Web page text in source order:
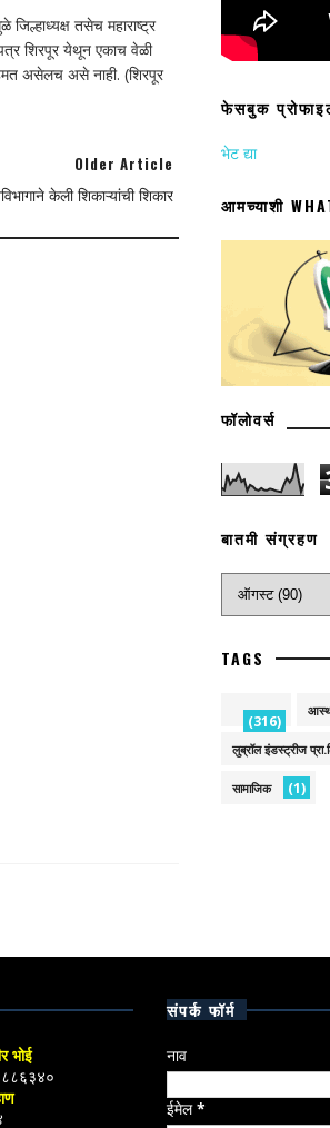
तसेच महाराष्ट्र
शिरपूर येथून एकाच वेळी
असेलच असे नाही. (शिरपूर
Older Article
केली शिकाऱ्यांची शिकार
फेसबुक
भेट द्या
आमच्याशी
फॉलोवर्स
बातमी संग्रहण
TAGS
(316)
लुब्रॉल इंडस्ट्रीज
सामाजिक (1)
भोई
संपर्क फॉर्म
नाव
ईमेल*